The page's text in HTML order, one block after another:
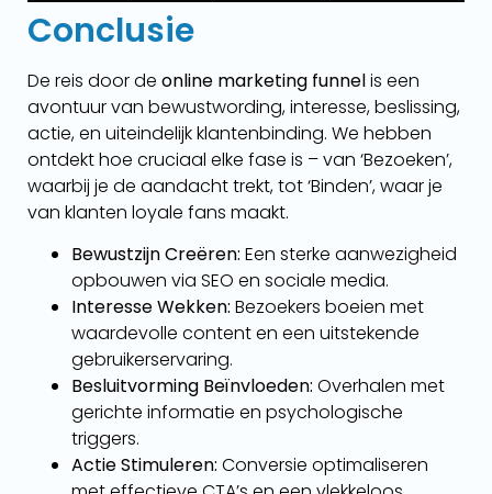
Conclusie
De reis door de online marketing funnelis een
avontuur van bewustwording, interesse, beslissing,
actie, en uiteindelijk klantenbinding. We hebben
ontdekt hoe cruciaal elke fase is – van ‘Bezoeken’,
waarbij je de aandacht trekt, tot ‘Binden’, waar je
van klanten loyale fans maakt.
Bewustzijn Creëren: Een sterke aanwezigheid
opbouwen via SEO en sociale media.
Interesse Wekken: Bezoekers boeien met
waardevolle content en een uitstekende
gebruikerservaring.
Besluitvorming Beïnvloeden: Overhalen met
gerichte informatie en psychologische
triggers.
Actie Stimuleren: Conversie optimaliseren